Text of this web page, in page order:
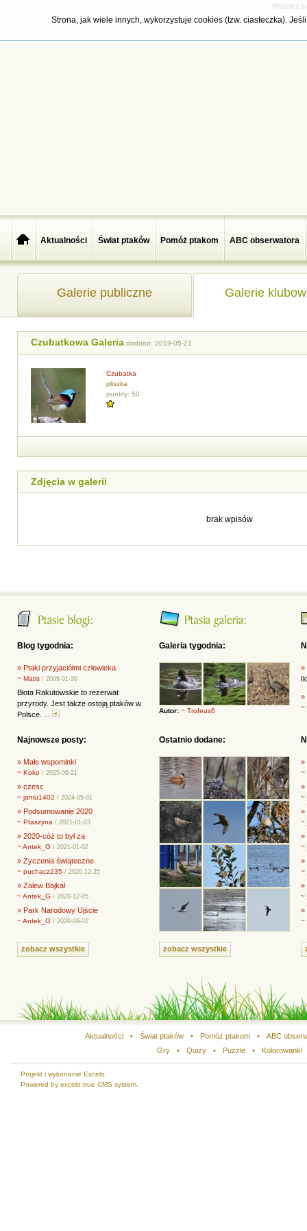
Strona, jak wiele innych, wykorzystuje cookies (tzw. ciasteczka).
Musisz
Aktualności Świat ptaków Pomóż ptakom ABC obserwatora
Galerie publiczne Galerie
Czubatkowa Galeria dodano: 2019-05-21
Czubatka
pliszka
punkty: 50
Zdjęcia w galerii
brak wpisów
Blog tygodnia:
» Ptaki przyjaciółmi człowieka.
~ Matis / 2009-01-30
Błota Rakutowskie to rezerwat
przyrody. Jest także ostoją ptaków w
Polsce. ...
Najnowsze posty:
» Małe wspominki
~ Koko / 2025-06-21
» czesc
~ janiu1402 / 2024-05-01
» Podsumowanie 2020
~ Ptaszyna / 2021-01-03
» 2020-cóż to był za
~ Antek_G / 2021-01-02
» Życzenia świąteczne
~ puchacz235 / 2020-12-25
» Zalew Bajkał
~ Antek_G / 2020-12-05
» Park Narodowy Ujście
~ Antek_G / 2020-09-02
zobacz wszystkie
Galeria tygodnia:
Autor: ~ Trofeus6
Ostatnio dodane:
zobacz wszystkie
»
»
~
»
~
»
~
»
~
»
~
»
~
»
~
»
~
Aktualności • Świat ptaków • Pomóż ptakom •
ABC
Gry
• Quizy • Puzzle • Kolorowanki
Projekt i wykonanie Excelo.
Powered by excelo true CMS system.